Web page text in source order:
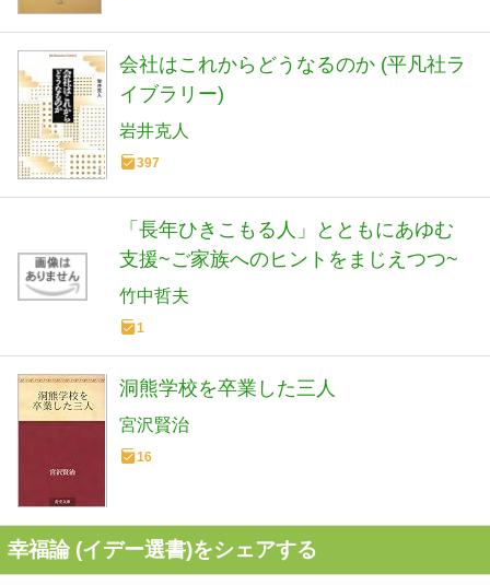
会社はこれからどうなるのか (平凡社ラ
イブラリー)
岩井克人
397
「長年ひきこもる人」とともにあゆむ
支援~ご家族へのヒントをまじえつつ~
竹中哲夫
1
洞熊学校を卒業した三人
宮沢賢治
16
幸福論 (イデー選書)をシェアする